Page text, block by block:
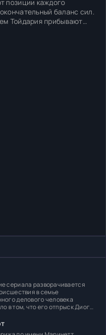
сериала разворачивается
в семье
делового человека
в том, что его отпрыск Диога
позиции каждого
баланс сил.
Тойдария прибывают